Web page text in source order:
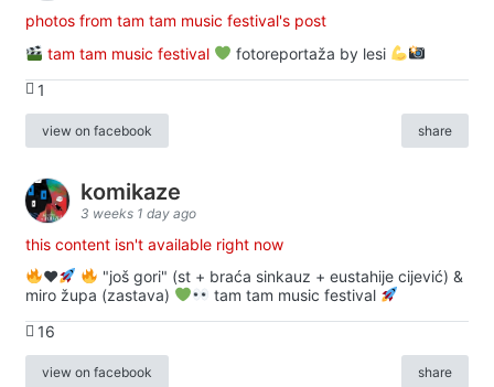
photos from tam tam music festival's post
tam tam music festival
fotoreportaža by lesi
1
view on facebook share
komikaze
3 weeks 1 day ago
this content isn't available right now
♥️
"još gori" (st + braća sinkauz + eustahije cijević) &
miro župa (zastava)
tam tam music festival
16
view on facebook share